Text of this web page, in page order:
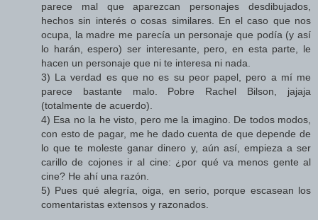
parece mal que aparezcan personajes desdibujados,
hechos sin interés o cosas similares. En el caso que nos
ocupa, la madre me parecía un personaje que podía (y así
lo harán, espero) ser interesante, pero, en esta parte, le
hacen un personaje que ni te interesa ni nada.
3) La verdad es que no es su peor papel, pero a mí me
parece bastante malo. Pobre Rachel Bilson, jajaja
(totalmente de acuerdo).
4) Esa no la he visto, pero me la imagino. De todos modos,
con esto de pagar, me he dado cuenta de que depende de
lo que te moleste ganar dinero y, aún así, empieza a ser
carillo de cojones ir al cine: ¿por qué va menos gente al
cine? He ahí una razón.
5) Pues qué alegría, oiga, en serio, porque escasean los
comentaristas extensos y razonados.